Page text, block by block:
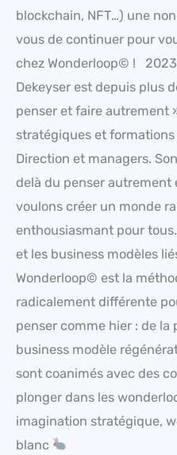
blockchain, NFT…) une
vous de continuer pour
chez Wonderloop© !
Dekeyser est depuis plus
penser et faire autrement
stratégiques et
Direction et managers.
delà du penser
voulons créer un monde
enthousiasmant pour
et les business modèles
Wonderloop© est la
radicalement différente
penser comme hier : de la
business modèle
sont coanimés avec des
plonger dans les
imagination stratégique,
blanc